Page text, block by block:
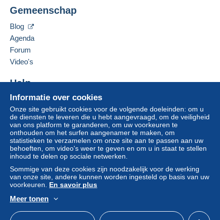
Deze zone omvat
Brief (normaal/klein formaat)
€ 2,50
Brief met tracking (normale/kleine brief) (met
tracking)
€ 3,50
Aangetekende brief (normaal formaat/kleine
Om toegang te krijgen tot de
en inloggen.
Aanmel
den
Inschrij
ven
25 avenue Jean Jaurès
66330
Deze verkoper toevoegen aan mijn favorieten
Informatie over cookies
Onze site gebruikt cookies voor de volgende doeleinden: om u
de diensten te leveren die u hebt aangevraagd, om de veiligheid
van ons platform te garanderen, om uw voorkeuren te
onthouden om het surfen aangenamer te maken, om
statistieken te verzamelen om onze site aan te passen aan uw
behoeften, om video's weer te geven en om u in staat te stellen
inhoud te delen op sociale netwerken.
Sommige van deze cookies zijn noodzakelijk voor de werking
van onze site, andere kunnen worden ingesteld op basis van uw
voorkeuren. En savoir plus
Meer tonen
Gemeenschap
Blog
Agenda
Forum
Video's
Help
Hulpcentrum
Kopen op Delcampe
Verkopen op Delcampe
Een beveiligde website